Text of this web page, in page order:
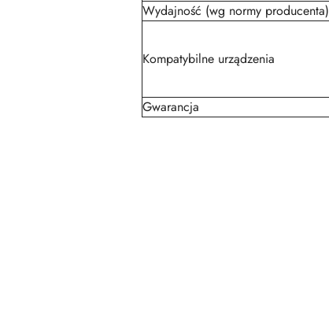
Wydajność (wg normy producenta)
Kompatybilne urządzenia
Gwarancja